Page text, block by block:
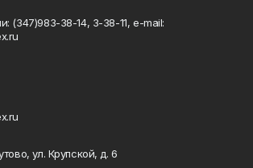
(347)983-38-14, 3-38-11, e-mail:
ул. Крупской, д. 6